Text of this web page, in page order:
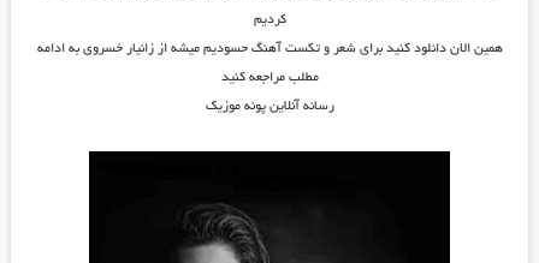
کردیم
همین الان دانلود کنید برای شعر و تکست آهنگ حسودیم میشه از زانیار خسروی به ادامه
مطلب مراجعه کنید
رسانه آنلاین پونه موزیک